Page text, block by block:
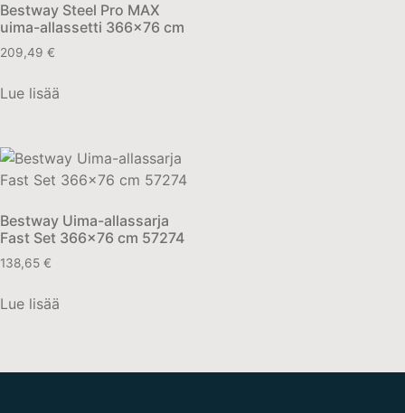
Bestway Steel Pro MAX
uima-allassetti 366×76 cm
209,49 €
Lue lisää
Bestway Uima-allassarja
Fast Set 366×76 cm 57274
138,65 €
Lue lisää